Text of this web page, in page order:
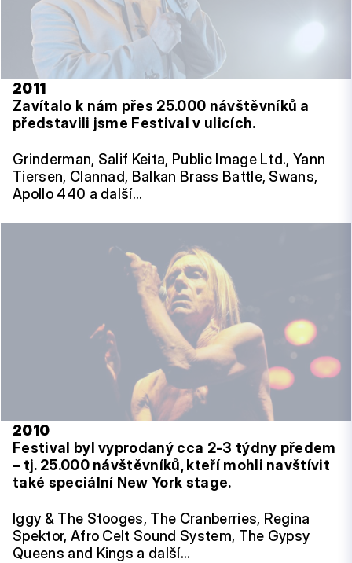
2011
Zavítalo k nám přes 25.000 návštěvníků a
představili jsme Festival v ulicích.
Grinderman, Salif Keita, Public Image Ltd., Yann
Tiersen, Clannad, Balkan Brass Battle, Swans,
Apollo 440 a další…
2010
Festival byl vyprodaný cca 2-3 týdny předem
– tj. 25.000 návštěvníků, kteří mohli navštívit
také speciální New York stage.
Iggy & The Stooges, The Cranberries, Regina
Spektor, Afro Celt Sound System, The Gypsy
Queens and Kings a další…